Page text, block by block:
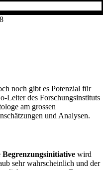
noch gibt es Potenzial für
Leiter des Forschungsinstituts
am grossen
und Analysen.
Begrenzungsinitiative wird
sehr wahrscheinlich und der